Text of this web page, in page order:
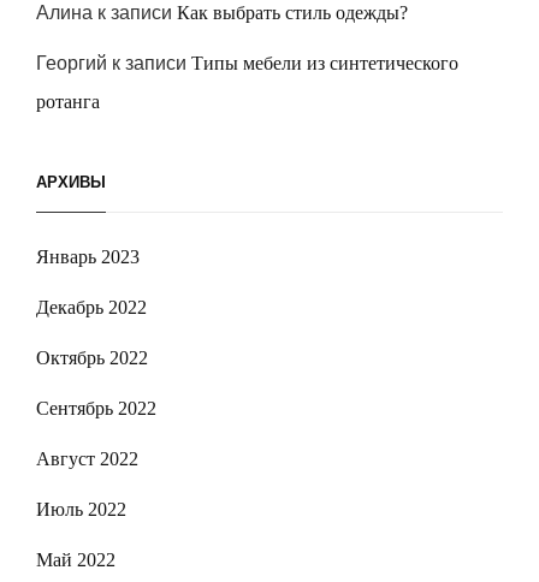
Алина к записи Как выбрать стиль одежды?
Георгий к записи Типы мебели из синтетического
ротанга
АРХИВЫ
Январь 2023
Декабрь 2022
Октябрь 2022
Сентябрь 2022
Август 2022
Июль 2022
Май 2022